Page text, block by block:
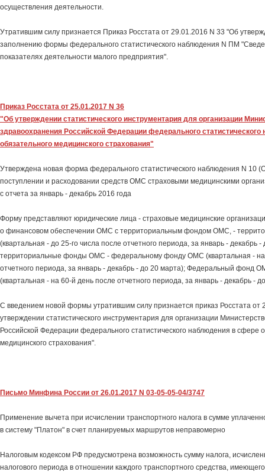
осуществления деятельности.
Утратившим силу признается Приказ Росстата от 29.01.2016 N 33 "Об
заполнению формы федерального статистического наблюдения N ПМ
показателях деятельности малого предприятия".
Приказ Росстата от 25.01.2017 N 36
"Об утверждении статистического инструментария для организации
здравоохранения Российской Федерации федерального
обязательного медицинского страхования"
Утверждена новая форма федерального статистического наблюдения N 10
поступлении и расходовании средств ОМС страховыми медицинскими
с отчета за январь - декабрь 2016 года
Форму представляют юридические лица - страховые медицинские
о финансовом обеспечении ОМС с территориальным фондом ОМС, -
(квартальная - до 25-го числа после отчетного периода, за январь - декабрь -
территориальные фонды ОМС - федеральному фонду ОМС (квартальная - на
отчетного периода, за январь - декабрь - до 20 марта); Федеральный фонд
(квартальная - на 60-й день после отчетного периода, за январь - декабрь -
С введением новой формы утратившим силу признается приказ Росстата от
утверждении статистического инструментария для организации
Российской Федерации федерального статистического наблюдения в сфере
медицинского страхования".
Письмо Минфина России от 26.01.2017 N 03-05-05-04/3747
Применение вычета при исчислении транспортного налога в сумме
в систему "Платон" в счет планируемых маршрутов неправомерно
Налоговым кодексом РФ предусмотрена возможность сумму налога,
налогового периода в отношении каждого транспортного средства,